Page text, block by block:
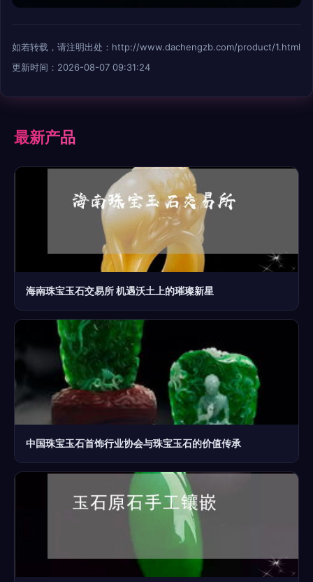
如若转载，请注明出处：http://www.dachengzb.com/product/1.html
更新时间：2026-08-07 09:31:24
最新产品
海南珠宝玉石交易所 机遇沃土上的璀璨新星
中国珠宝玉石首饰行业协会与珠宝玉石的价值传承